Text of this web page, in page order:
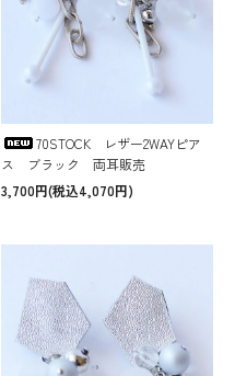
70STOCK レザー2WAYピア
ス ブラック 両耳販売
3,700円(税込4,070円)